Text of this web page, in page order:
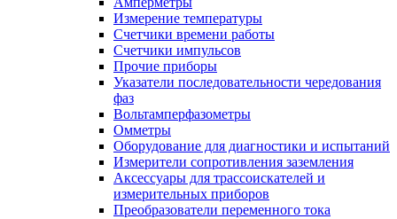
Измерение температуры
Счетчики времени работы
Счетчики импульсов
Прочие приборы
Указатели последовательности чередования
фаз
Вольтамперфазометры
Омметры
Оборудование для диагностики и испытаний
Измерители сопротивления заземления
Аксессуары для трассоискателей и
измерительных приборов
Преобразователи переменного тока